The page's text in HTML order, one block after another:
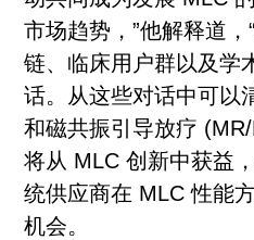
市场趋势，”他解释道
链、临床用户群以及学
话。从这些对话中可以
和磁共振引导放疗
将从 MLC 创新中获益
统供应商在 MLC 性能
机会。